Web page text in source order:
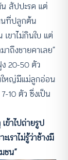
สัปปะรด แต่
นที่ปลูกต้น
ขาไม่กินใบ แต่
ถึงชายคาเลย”
20-50 ตัว
ใหญ่มีแม่ลูกอ่อน
10 ตัว ซึ่งเป็น
ข้าไปถ่ายรูป
ราไม่รู้ว่าช้างมี
ชน”